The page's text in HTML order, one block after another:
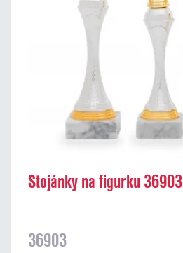
Stojánky na figurku 36903
36903